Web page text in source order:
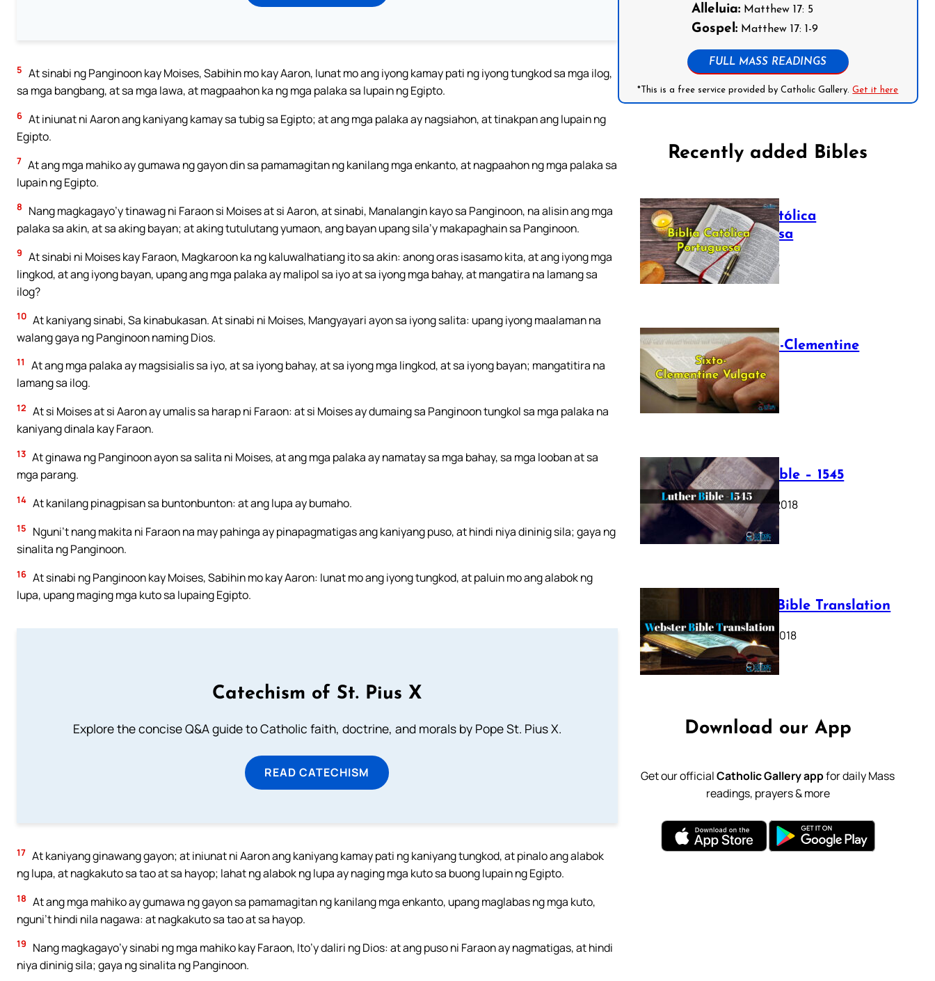
5 At sinabi ng Panginoon kay Moises, Sabihin mo kay Aaron, Iunat mo ang iyong kamay pati ng iyong tungkod sa mga ilog,
sa mga bangbang, at sa mga lawa, at magpaahon ka ng mga palaka sa lupain ng Egipto.
6 At iniunat ni Aaron ang kaniyang kamay sa tubig sa Egipto; at ang mga palaka ay nagsiahon, at tinakpan ang lupain ng
Egipto.
7 At ang mga mahiko ay gumawa ng gayon din sa pamamagitan ng kanilang mga enkanto, at nagpaahon ng mga palaka sa
lupain ng Egipto.
8
Nang magkagayo’y tinawag ni Faraon si Moises at si Aaron, at sinabi, Manalangin kayo sa Panginoon, na alisin ang mga
palaka sa akin, at sa aking bayan; at aking tutulutang yumaon, ang bayan upang sila’y makapaghain sa Panginoon.
9 At sinabi ni Moises kay Faraon, Magkaroon ka ng kaluwalhatiang ito sa akin: anong oras isasamo kita, at ang iyong mga
lingkod, at ang iyong bayan, upang ang mga palaka ay malipol sa iyo at sa iyong mga bahay, at mangatira na lamang sa
ilog?
10 At kaniyang sinabi, Sa kinabukasan. At sinabi ni Moises, Mangyayari ayon sa iyong salita: upang iyong maalaman na
walang gaya ng Panginoon naming Dios.
11
At ang mga palaka ay magsisialis sa iyo, at sa iyong bahay, at sa iyong mga lingkod, at sa iyong bayan; mangatitira na
lamang sa ilog.
12 At si Moises at si Aaron ay umalis sa harap ni Faraon: at si Moises ay dumaing sa Panginoon tungkol sa mga palaka na
kaniyang dinala kay Faraon.
13 At ginawa ng Panginoon ayon sa salita ni Moises, at ang mga palaka ay namatay sa mga bahay, sa mga looban at sa
mga parang.
14 At kanilang pinagpisan sa buntonbunton: at ang lupa ay bumaho.
15
Nguni’t nang makita ni Faraon na may pahinga ay pinapagmatigas ang kaniyang puso, at hindi niya dininig sila; gaya ng
sinalita ng Panginoon.
16 At sinabi ng Panginoon kay Moises, Sabihin mo kay Aaron: Iunat mo ang iyong tungkod, at paluin mo ang alabok ng
lupa, upang maging mga kuto sa lupaing Egipto.
Catechism of St. Pius X
Explore the concise Q&A guide to Catholic faith, doctrine, and morals by Pope St. Pius X.
READ CATECHISM
17 At kaniyang ginawang gayon; at iniunat ni Aaron ang kaniyang kamay pati ng kaniyang tungkod, at pinalo ang alabok
ng lupa, at nagkakuto sa tao at sa hayop; lahat ng alabok ng lupa ay naging mga kuto sa buong lupain ng Egipto.
18 At ang mga mahiko ay gumawa ng gayon sa pamamagitan ng kanilang mga enkanto, upang maglabas ng mga kuto,
nguni’t hindi nila nagawa: at nagkakuto sa tao at sa hayop.
19
Nang magkagayo’y sinabi ng mga mahiko kay Faraon, Ito’y daliri ng Dios: at ang puso ni Faraon ay nagmatigas, at hindi
niya dininig sila; gaya ng sinalita ng Panginoon.
Alleluia: Matthew 17: 5
Gospel: Matthew 17: 1-9
FULL MASS READINGS
*This is a free service provided by Catholic Gallery.Get it here
Recently added Bibles
Bíblia Católica
Portuguesa
July 16, 2025
The Sixto-Clementine
Vulgate
July 12, 2025
Luther Bible – 1545
October 17, 2018
Webster Bible Translation
October 11, 2018
Download our App
Get our officialCatholic Gallery appfor daily Mass
readings, prayers & more